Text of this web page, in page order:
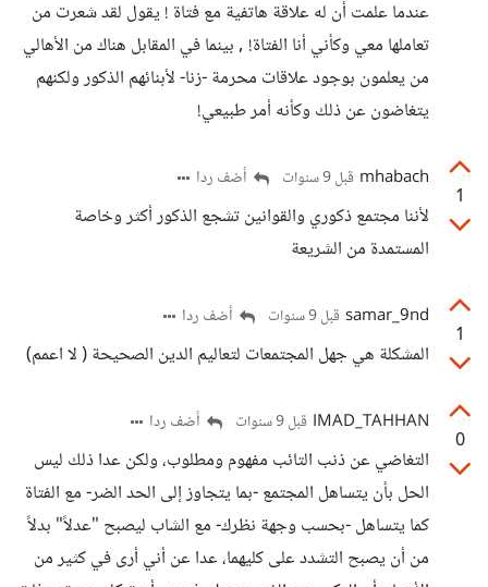
عندما علمت أن له علاقة هاتفية مع فتاة ! يقول لقد شعرت من
تعاملها معي وكأني أنا الفتاة! , بينما في المقابل هناك من الأهالي
من يعلمون بوجود علاقات محرمة -زنا- لأبنائهم الذكور ولكنهم
يتغاضون عن ذلك وكأنه أمر طبيعي!
1
mhabach قبل 9 سنوات أضف ردا
لأننا مجتمع ذكوري والقوانين تشجع الذكور أكثر وخاصة
المستمدة من الشريعة
1
samar_9nd قبل 9 سنوات أضف ردا
المشكلة هي جهل المجتمعات لتعاليم الدين الصحيحة ( لا اعمم)
0
IMAD_TAHHAN قبل 9 سنوات أضف ردا
التغاضي عن ذنب التائب مفهوم ومطلوب، ولكن عدا ذلك ليس
الحل بأن يتساهل المجتمع -بما يتجاوز إلى الحد الضر- مع الفتاة
كما يتساهل -بحسب وجهة نظرك- مع الشاب ليصبح "عدلاً" بدلاً
من أن يصبح التشدد على كليهما، عدا عن أني أرى في كثير من